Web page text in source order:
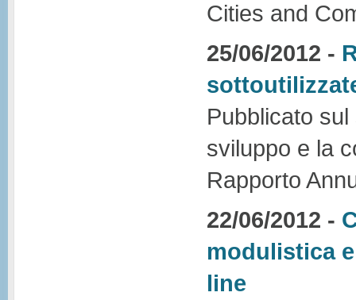
Cities and
25/06/2012 -
Pubblicato
sviluppo e la
Rapporto
22/06/2012 -
modulistica
line